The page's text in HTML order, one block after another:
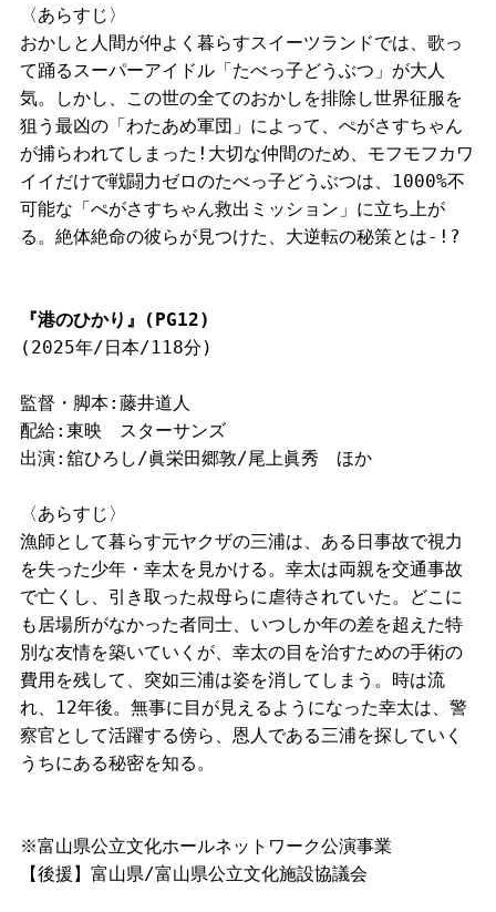
〈あらすじ〉
おかしと人間が仲よく暮らすスイーツランドでは、歌っ
て踊るスーパーアイドル「たべっ子どうぶつ」が大人
気。しかし、この世の全てのおかしを排除し世界征服を
狙う最凶の「わたあめ軍団」によって、ぺがさすちゃん
が捕らわれてしまった!大切な仲間のため、モフモフカワ
イイだけで戦闘力ゼロのたべっ子どうぶつは、1000%不
可能な「ぺがさすちゃん救出ミッション」に立ち上が
る。絶体絶命の彼らが見つけた、大逆転の秘策とは-!?
『港のひかり』(PG12)
(2025年/日本/118分)
監督・脚本:藤井道人
配給:東映 スターサンズ
出演:舘ひろし/眞栄田郷敦/尾上眞秀 ほか
〈あらすじ〉
漁師として暮らす元ヤクザの三浦は、ある日事故で視力
を失った少年・幸太を見かける。幸太は両親を交通事故
で亡くし、引き取った叔母らに虐待されていた。どこに
も居場所がなかった者同士、いつしか年の差を超えた特
別な友情を築いていくが、 幸太の目を治すための手術の
費用を残して、突如三浦は姿を消してしまう。時は流
れ、12年後。無事に目が見えるようになった幸太は、警
察官として活躍する傍ら、恩人である三浦を探していく
うちにある秘密を知る。
※富山県公立文化ホールネットワーク公演事業
【後援】富山県/富山県公立文化施設協議会